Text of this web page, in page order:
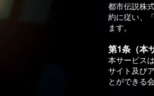
都市伝説株
約に従い、
ます。
第1条（本
本サービス
サイト及び
とができる